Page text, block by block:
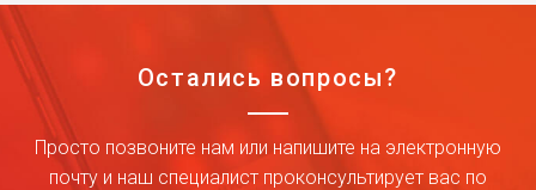
Остались вопросы?
Просто позвоните нам или напишите на электронную
почту и наш специалист проконсультирует вас по